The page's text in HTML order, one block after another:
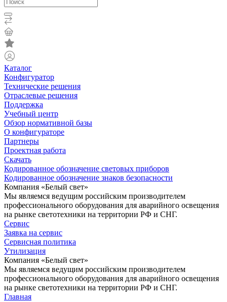
Каталог
Конфигуратор
Технические решения
Отраслевые решения
Поддержка
Учебный центр
Обзор нормативной базы
О конфигураторе
Партнеры
Проектная работа
Скачать
Кодированное обозначение световых приборов
Кодированное обозначение знаков безопасности
Компания «Белый свет»
Мы являемся ведущим российским производителем
профессионального оборудования для аварийного освещения
на рынке светотехники на территории РФ и СНГ.
Сервис
Заявка на сервис
Сервисная политика
Утилизация
Компания «Белый свет»
Мы являемся ведущим российским производителем
профессионального оборудования для аварийного освещения
на рынке светотехники на территории РФ и СНГ.
Главная